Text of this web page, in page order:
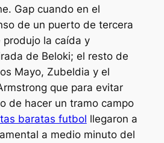
Gap cuando en el
de un puerto de tercera
produjo la caída y
de Beloki; el resto de
Mayo, Zubeldia y el
que para evitar
de hacer un tramo campo
baratas futbol llegaron a
a medio minuto del